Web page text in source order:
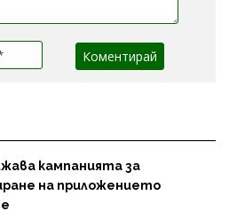
кампанията за
на приложението